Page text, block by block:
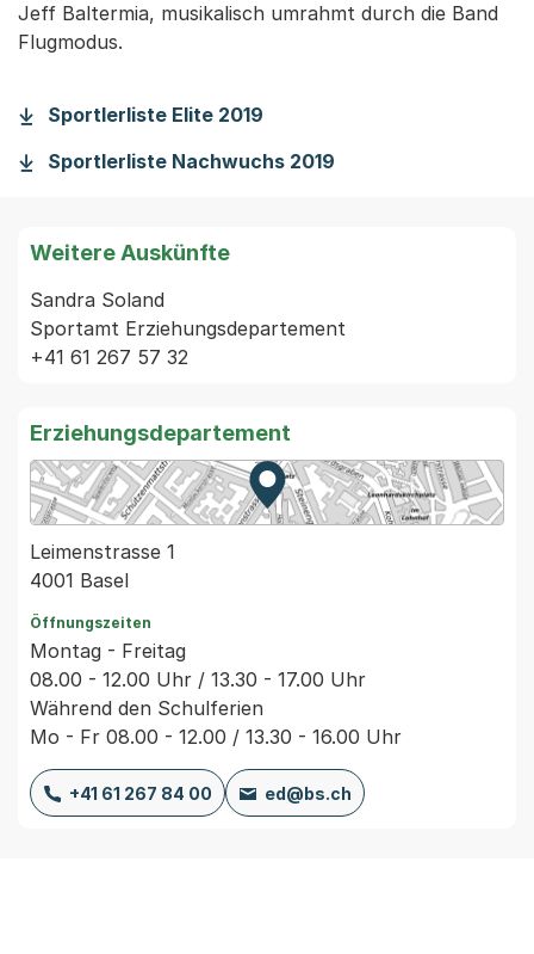
Jeff Baltermia, musikalisch umrahmt durch die Band
Flugmodus.
Sportlerliste Elite 2019
Sportlerliste Nachwuchs 2019
Weitere Auskünfte
Sandra Soland
Sportamt Erziehungsdepartement
Erziehungsdepartement
Zur Karte von MapBS.
Externer Link, wird in einem
Leimenstrasse 1
4001 Basel
Öffnungszeiten
Montag - Freitag
08.00 - 12.00 Uhr / 13.30 - 17.00 Uhr
Während den Schulferien
Mo - Fr 08.00 - 12.00 / 13.30 - 16.00 Uhr
+41 61 267 84 00 ed@bs.ch